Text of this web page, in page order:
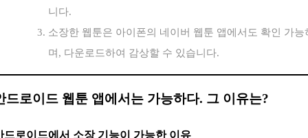
니다.
소장한 웹툰은 아이폰의 네이버 웹툰 앱에서도 확인 가능
며, 다운로드하여 감상할 수 있습니다.
드로이드 웹툰 앱에서는 가능하다. 그 이유는?
드로이드에서 소장 기능이 가능한 이유